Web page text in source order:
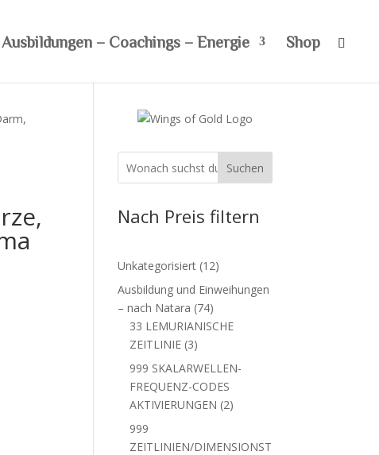
Ausbildungen – Coachings – Energie Shop
Suchen
Nach Preis filtern
Unkategorisiert 1212
Produkte
Ausbildung und Einweihungen
– nach Natara 7474
Produkte
33 LEMURIANISCHE
ZEITLINIE 33
Produkte
999 SKALARWELLEN-
FREQUENZ-CODES
AKTIVIERUNGEN 22
999
ZEITLINIEN/DIMENSIONS